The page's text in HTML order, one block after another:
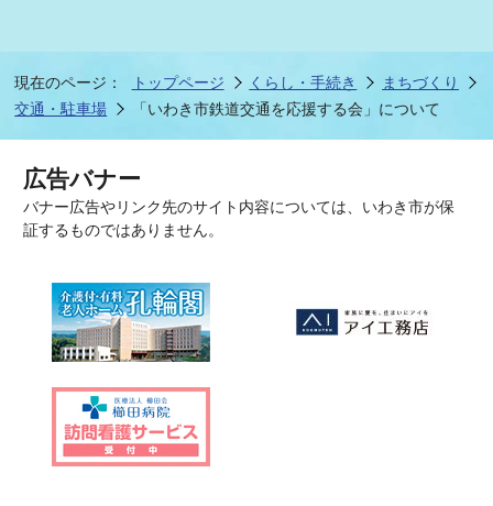
現在のページ： トップページ くらし・手続き
まちづくり
交通・駐車場
「いわき市鉄道交通を応援する会」について
広告バナー
バナー広告やリンク先のサイト内容については、いわき市が保
証するものではありません。